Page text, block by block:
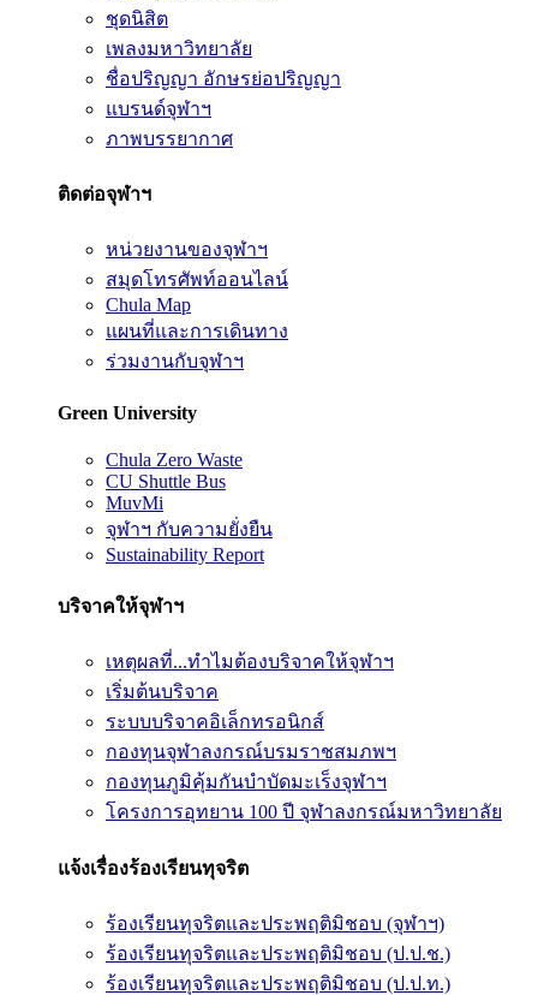
ชุดนิสิต
เพลงมหาวิทยาลัย
ชื่อปริญญา อักษรย่อปริญญา
แบรนด์จุฬาฯ
ภาพบรรยากาศ
ติดต่อจุฬาฯ
หน่วยงานของจุฬาฯ
สมุดโทรศัพท์ออนไลน์
Chula Map
แผนที่และการเดินทาง
ร่วมงานกับจุฬาฯ
Green University
Chula Zero Waste
CU Shuttle Bus
MuvMi
จุฬาฯ กับความยั่งยืน
Sustainability Report
บริจาคให้จุฬาฯ
เหตุผลที่...ทำไมต้องบริจาคให้จุฬาฯ
เริ่มต้นบริจาค
ระบบบริจาคอิเล็กทรอนิกส์
กองทุนจุฬาลงกรณ์บรมราชสมภพฯ
กองทุนภูมิคุ้มกันบำบัดมะเร็งจุฬาฯ
โครงการอุทยาน 100 ปี จุฬาลงกรณ์มหาวิทยาลัย
แจ้งเรื่องร้องเรียนทุจริต
ร้องเรียนทุจริตและประพฤติมิชอบ (จุฬาฯ)
ร้องเรียนทุจริตและประพฤติมิชอบ (ป.ป.ช.)
ร้องเรียนทุจริตและประพฤติมิชอบ (ป.ป.ท.)